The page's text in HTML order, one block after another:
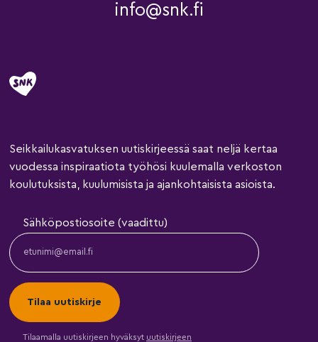
info@snk.fi
Seikkailukasvatuksen uutiskirjeessä saat neljä kertaa
vuodessa inspiraatiota työhösi kuulemalla verkoston
koulutuksista, kuulumisista ja ajankohtaisista asioista.
Sähköpostiosoite (vaadittu)
Tilaamalla uutiskirjeen hyväksyt uutiskirjeen